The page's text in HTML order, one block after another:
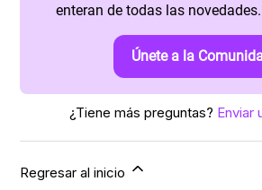
enteran de todas las novedades.
Únete a la
¿Tiene más preguntas? Enviar
Regresar al inicio